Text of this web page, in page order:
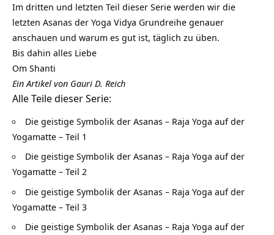
Im dritten und letzten Teil dieser Serie werden wir die
letzten Asanas der Yoga Vidya Grundreihe genauer
anschauen und warum es gut ist, täglich zu üben.
Bis dahin alles Liebe
Om Shanti
Ein Artikel von Gauri D. Reich
Alle Teile dieser Serie:
Die geistige Symbolik der Asanas – Raja Yoga auf der
Yogamatte – Teil 1
Die geistige Symbolik der Asanas – Raja Yoga auf der
Yogamatte – Teil 2
Die geistige Symbolik der Asanas – Raja Yoga auf der
Yogamatte – Teil 3
Die geistige Symbolik der Asanas – Raja Yoga auf der